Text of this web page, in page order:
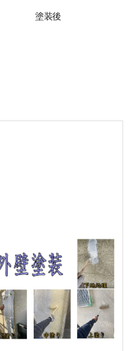
塗装後